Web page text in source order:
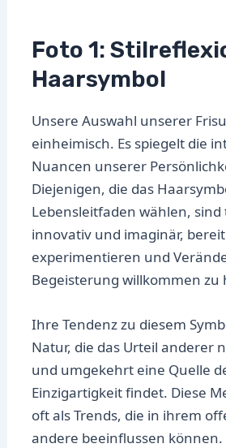
Foto 1:
Haarsymbol
Unsere Auswahl unserer
einheimisch. Es spiegelt die
Nuancen unserer
Diejenigen, die das
Lebensleitfaden wählen, sind
innovativ und imaginär,
experimentieren und
Begeisterung willkommen zu
Ihre Tendenz zu diesem
Natur, die das Urteil anderer
und umgekehrt eine Quelle
Einzigartigkeit findet. Diese
oft als Trends, die in ihrem
andere beeinflussen können.